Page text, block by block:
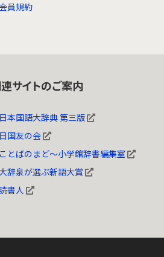
会員規約
サイトのご案内
日本国語大辞典 第三版
日国友の会
ことばのまど～小学館辞書編集室
辞泉が選ぶ新語大賞
書人